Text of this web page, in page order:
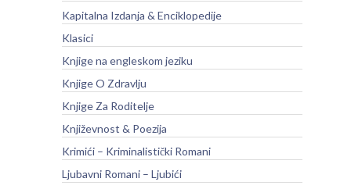
Kapitalna Izdanja & Enciklopedije
Klasici
Knjige na engleskom jeziku
Knjige O Zdravlju
Knjige Za Roditelje
Književnost & Poezija
Krimići – Kriminalistički Romani
Ljubavni Romani – Ljubići